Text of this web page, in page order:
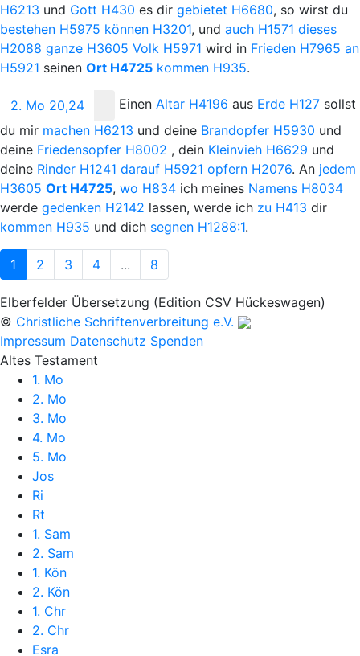
H6213 und Gott H430 es dir gebietet H6680, so wirst du
bestehen H5975 können H3201, und auch H1571 dieses
H2088 ganze H3605 Volk H5971 wird in Frieden H7965 an
H5921 seinen Ort H4725 kommen H935.
2. Mo 20,24 Einen Altar H4196 aus Erde H127 sollst
du mir machen H6213 und deine Brandopfer H5930 und
deine Friedensopfer H8002 , dein Kleinvieh H6629 und
deine Rinder H1241 darauf H5921 opfern H2076. An jedem
H3605 Ort H4725, wo H834 ich meines Namens H8034
werde gedenken H2142 lassen, werde ich zu H413 dir
kommen H935 und dich segnen H1288:1.
1 2 3 4 ... 8
Elberfelder Übersetzung (Edition CSV Hückeswagen)
© Christliche Schriftenverbreitung e.V.
Impressum Datenschutz Spenden
Altes Testament
1. Mo
2. Mo
3. Mo
4. Mo
5. Mo
Jos
Ri
Rt
1. Sam
2. Sam
1. Kön
2. Kön
1. Chr
2. Chr
Esra